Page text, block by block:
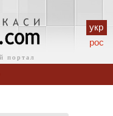
укр
рос